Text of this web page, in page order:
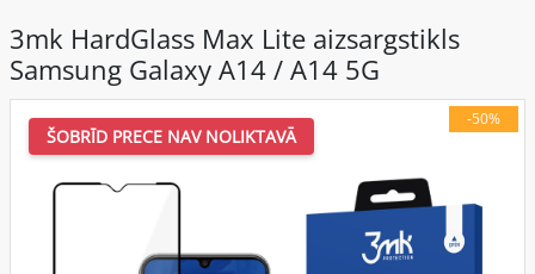
3mk HardGlass Max Lite aizsargstikls
Samsung Galaxy A14 / A14 5G
-50%
ŠOBRĪD PRECE NAV NOLIKTAVĀ